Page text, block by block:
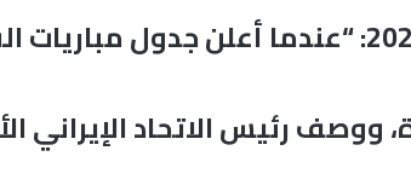
وكما وصفته صحيفة “ذا أتلانتك” في 7 يونيو 2026:
ووصف رئيس الاتحاد الإيراني